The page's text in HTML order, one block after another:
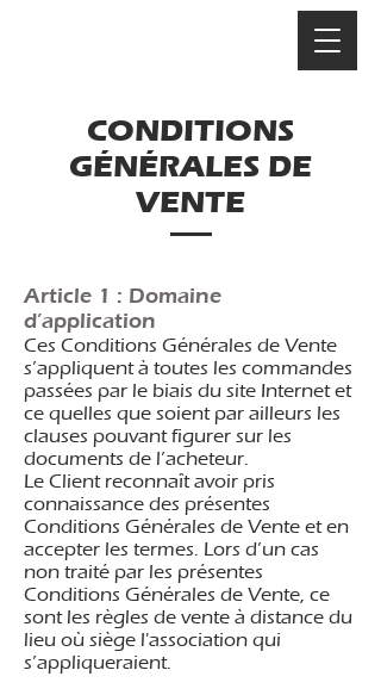
CONDITIONS
GÉNÉRALES DE
VENTE
Article 1 : Domaine
d’application
Ces Conditions Générales de Vente
s’appliquent à toutes les commandes
passées par le biais du site Internet et
ce quelles que soient par ailleurs les
clauses pouvant figurer sur les
documents de l’acheteur.
Le Client reconnaît avoir pris
connaissance des présentes
Conditions Générales de Vente et en
accepter les termes. Lors d’un cas
non traité par les présentes
Conditions Générales de Vente, ce
sont les règles de vente à distance du
lieu où siège l'association qui
s’appliqueraient.